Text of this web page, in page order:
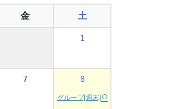
金 土
1
7 8
グループ[週末] ○